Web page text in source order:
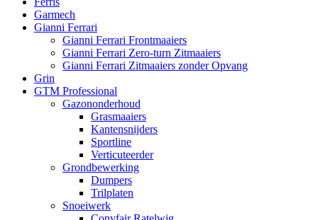
Garmech
Gianni Ferrari
Gianni Ferrari Frontmaaiers
Gianni Ferrari Zero-turn Zitmaaiers
Gianni Ferrari Zitmaaiers zonder Opvang
Grin
GTM Professional
Gazononderhoud
Grasmaaiers
Kantensnijders
Sportline
Verticuteerder
Grondbewerking
Dumpers
Trilplaten
Snoeiwerk